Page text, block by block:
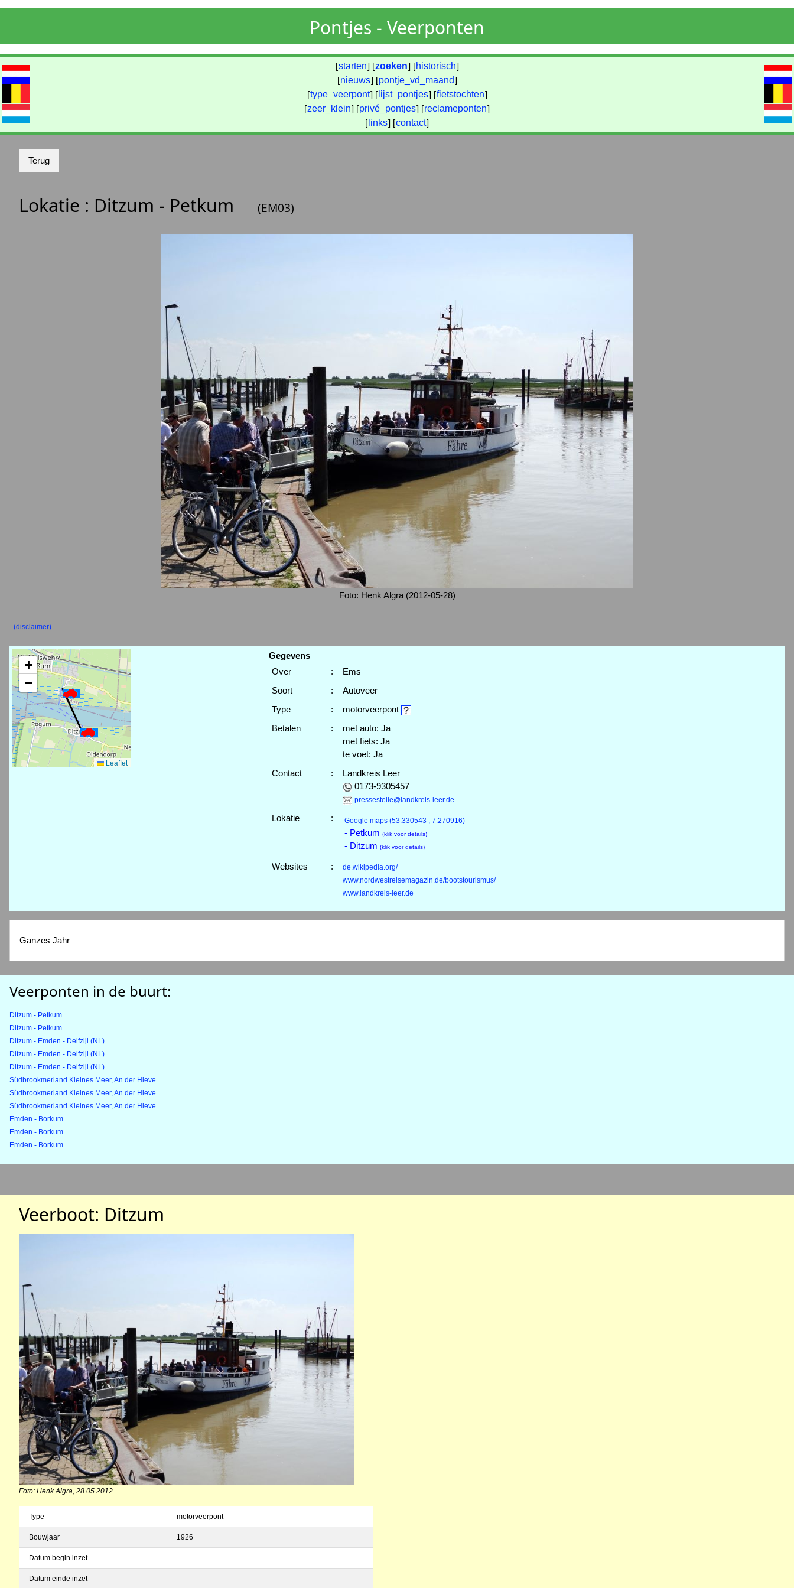
Pontjes - Veerponten
[starten] [zoeken] [ historisch]
[nieuws] [pontje_vd_maand]
[type_veerpont] [ lijst_pontjes] [fietstochten]
[zeer_klein] [privé_pontjes] [reclameponten]
[ links] [contact]
Lokatie : Ditzum - Petkum (EM03)
Foto: Henk Algra (2012-05-28)
(disclaimer)
+
−
Leaflet
Gegevens
Over
:
Ems
Soort
:
Autoveer
Type
:
motorveerpont
Betalen
:
met auto: Ja
met fiets: Ja
te voet: Ja
Contact
:
Landkreis Leer
0173-9305457
pressestelle@landkreis-leer.de
Lokatie : Google maps (53.330543 , 7.270916)
- Petkum (klik voor details)
- Ditzum (klik voor details)
Websites :
de.wikipedia.org/
www.nordwestreisemagazin.de/bootstourismus/
www.landkreis-leer.de
Ganzes Jahr
Veerponten in de buurt:
Ditzum - Petkum
Ditzum - Petkum
Ditzum - Emden - Delfzijl (NL)
Ditzum - Emden - Delfzijl (NL)
Ditzum - Emden - Delfzijl (NL)
Südbrookmerland Kleines Meer, An der Hieve
Südbrookmerland Kleines Meer, An der Hieve
Südbrookmerland Kleines Meer, An der Hieve
Emden - Borkum
Emden - Borkum
Emden - Borkum
Veerboot: Ditzum
Foto: Henk Algra, 28.05.2012
Type motorveerpont
Bouwjaar 1926
Datum begin inzet
Datum einde inzet